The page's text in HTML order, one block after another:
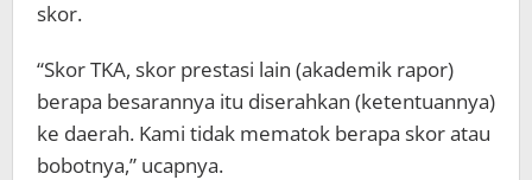
skor.
“Skor TKA, skor prestasi lain (akademik rapor)
berapa besarannya itu diserahkan (ketentuannya)
ke daerah. Kami tidak mematok berapa skor atau
bobotnya,” ucapnya.